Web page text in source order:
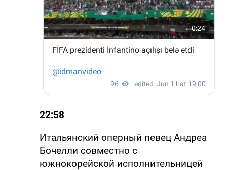
22:58
Итальянский оперный певец Андреа
Бочелли совместно с
южнокорейской исполнительницей